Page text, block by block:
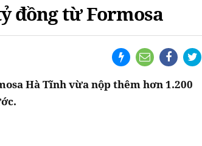
đồng từ Formosa
Hà Tĩnh vừa nộp thêm hơn 1.200